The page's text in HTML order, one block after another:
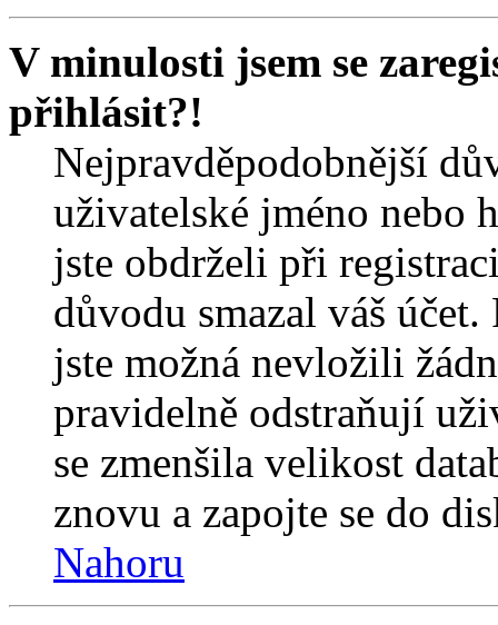
V minulosti jsem se
přihlásit?!
Nejpravděpodobnější
uživatelské jméno nebo
jste obdrželi při
důvodu smazal váš
jste možná nevložili
pravidelně odstraňují
se zmenšila velikost
znovu a zapojte se do
Nahoru